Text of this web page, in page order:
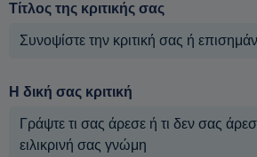
Τίτλος της κριτικής σας
Η δική σας κριτική